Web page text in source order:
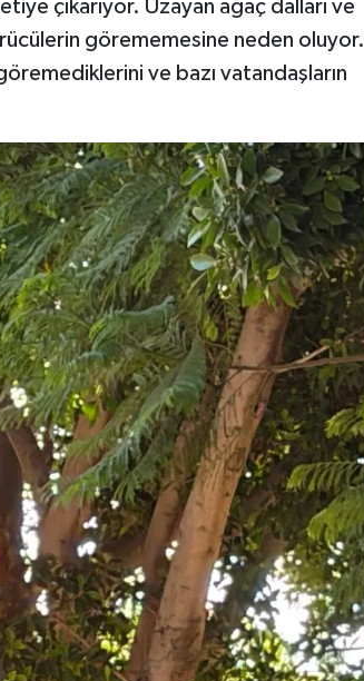
çıkarıyor. Uzayan ağaç dalları ve
görememesine neden oluyor.
ve bazı vatandaşların